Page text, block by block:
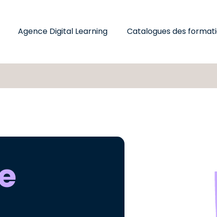
Agence Digital Learning
Catalogues des